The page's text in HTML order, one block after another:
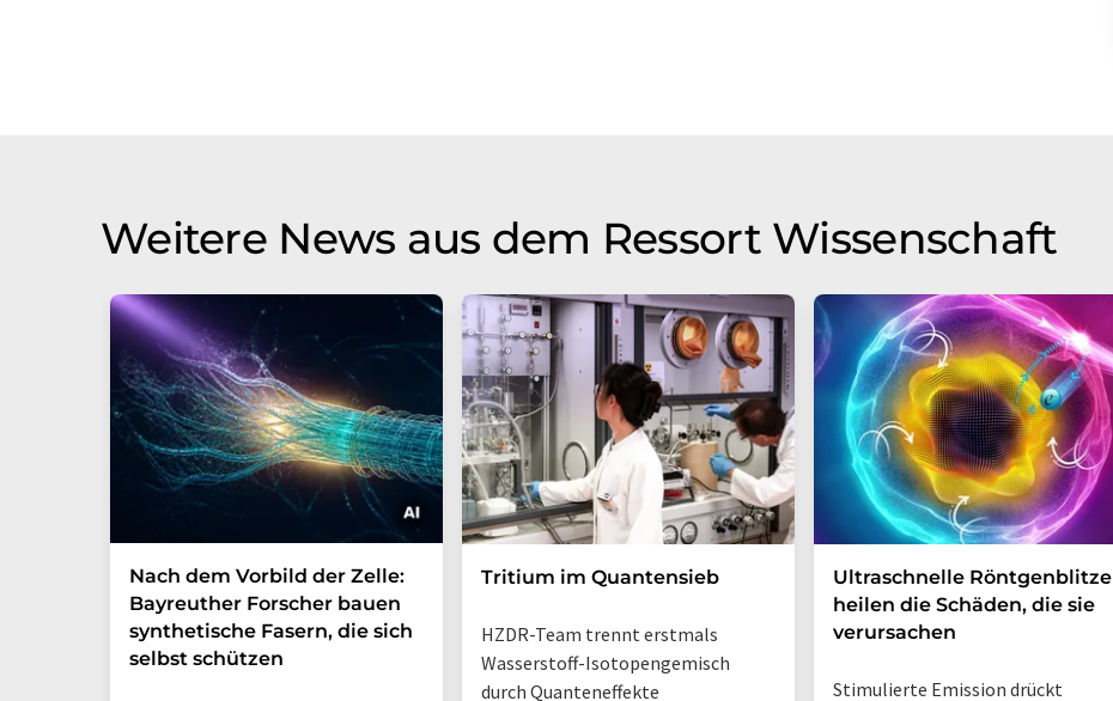
Weitere News aus dem Ressort Wissenschaft
Nach dem Vorbild der Zelle:
Bayreuther Forscher bauen
synthetische Fasern, die sich
selbst schützen
Tritium im Quantensieb
HZDR-Team trennt erstmals
Wasserstoff-Isotopengemisch
durch Quanteneffekte
Ultraschnelle Röntgenblitze
heilen die Schäden, die sie
verursachen
Stimulierte Emission drückt